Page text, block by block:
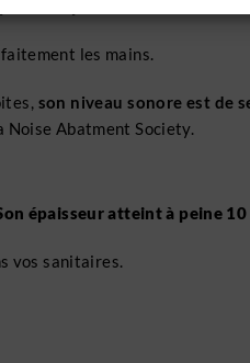
. Positionnez
les mains.
son niveau sonore est de
Noise Abatment Society.
épaisseur atteint à peine 10
vos sanitaires.